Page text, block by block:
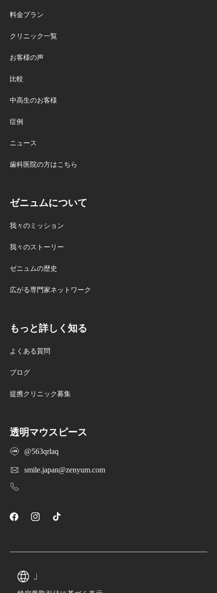
きの状態によって異なります。最終
結論：治療開始・完了までの早さや
笑った時に見える部分に特化したプ
口コミを重視するならZenyum 重視す
正ローコスト 幅広い歯並びについて
Zenyum 部分矯正でも20本の歯を動か
リスクを確認したい Zenyum 来院前
たい Zenyum 大規模な申込実績を重
価も確認して選びたい Zenyum マウ
スピース矯正ローコストは、治療開
的な候補です。また、公式サイトで
は「矯正に必要な施術費用もまるご
とカバー」と案内しており、IPRやア
タッチメントなどの費用を含めた治
分矯正で20本の歯を動かすという治
ライン診断、50万人以上の申込実績
Zenyumとマウスピース矯正ローコス
トの比較表...
料金プラン
クリニック一覧
お客様の声
比較
中高生のお客様
症例
ニュース
歯科医院の方はこちら
ゼニュムについて
我々のミッション
我々のストーリー
ゼニュムの歴史
広がる専門家ネットワーク
もっと詳しく知る
よくある質問
ブログ
提携クリニック募集
透明マウスピース
@563qrlaq
smile.japan@zenyum.com
FacebookInstagramTikTok